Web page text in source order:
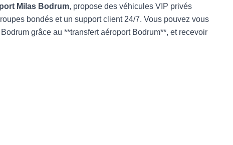
Milas Bodrum, propose des véhicules VIP privés
bondés et un support client 24/7. Vous pouvez vous
grâce au **transfert aéroport Bodrum**, et recevoir